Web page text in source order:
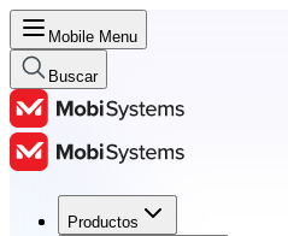
Mobile Menu
Buscar
Productos
Productos